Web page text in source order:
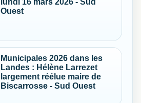
lundi 16 mars 2026 - Sud
Ouest
Municipales 2026 dans les
Landes : Hélène Larrezet
largement réélue maire de
Biscarrosse - Sud Ouest